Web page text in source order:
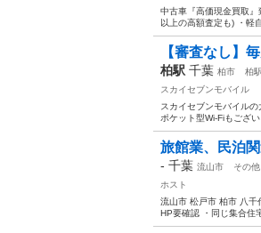
中古車『高価現金買取
以上の高額査定も) ・軽
【審査なし】
柏駅 千葉 柏市 柏駅
スカイセブンモバイル
スカイセブンモバイル
ポケット型Wi-Fiもござ
旅館業、民泊
- 千葉 流山市
その他
ホスト
流山市 松戸市 柏市 八千
HP要確認 ・同じ集合住